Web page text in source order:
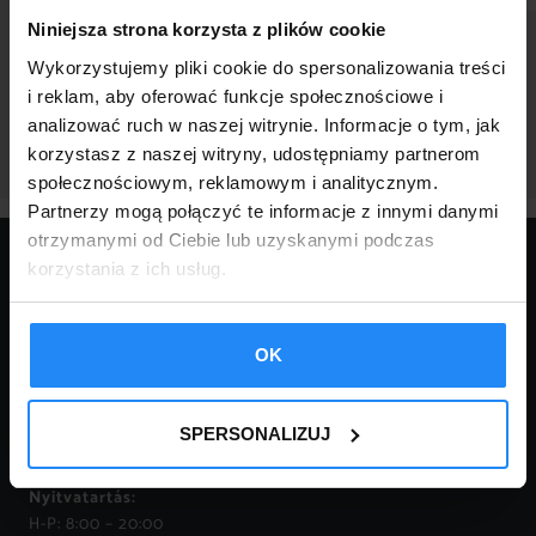
Niniejsza strona korzysta z plików cookie
Wykorzystujemy pliki cookie do spersonalizowania treści
i reklam, aby oferować funkcje społecznościowe i
analizować ruch w naszej witrynie. Informacje o tym, jak
korzystasz z naszej witryny, udostępniamy partnerom
społecznościowym, reklamowym i analitycznym.
Partnerzy mogą połączyć te informacje z innymi danymi
otrzymanymi od Ciebie lub uzyskanymi podczas
korzystania z ich usług.
OK
SPERSONALIZUJ
POWRÓT
34-620 Krasne – Lasocice
110
Adószám: 737-177-76-20
Nyitvatartás:
H-P: 8:00 – 20:00
KAPCSOLAT:
tel.:+ 36 707 292 876